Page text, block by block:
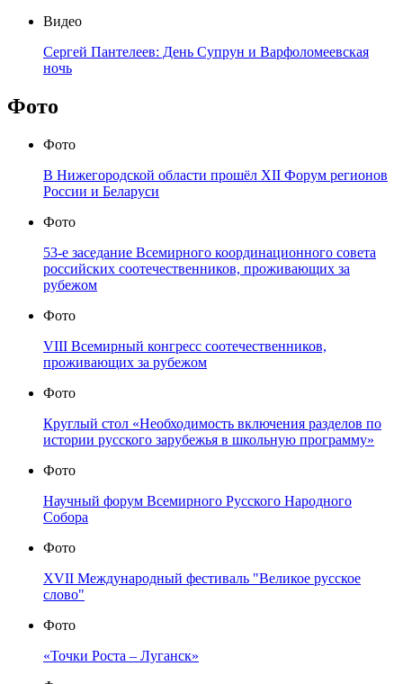
Видео
Сергей Пантелеев: День Супрун и Варфоломеевская
ночь
Фото
Фото
В Нижегородской области прошёл XII Форум регионов
России и Беларуси
Фото
53-е заседание Всемирного координационного совета
российских соотечественников, проживающих за
рубежом
Фото
VIII Всемирный конгресс соотечественников,
проживающих за рубежом
Фото
Круглый стол «Необходимость включения разделов по
истории русского зарубежья в школьную программу»
Фото
Научный форум Всемирного Русского Народного
Собора
Фото
XVII Международный фестиваль "Великое русское
слово"
Фото
«Точки Роста – Луганск»